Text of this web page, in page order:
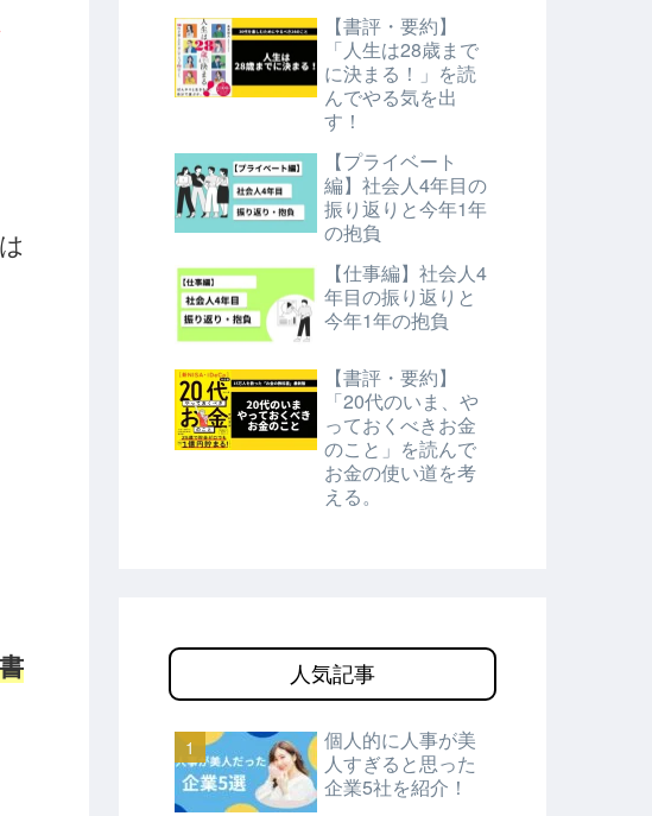
【書評・要約】
「人生は28歳まで
に決まる！」を読
んでやる気を出
す！
【プライベート
編】社会人4年目の
振り返りと今年1年
の抱負
【仕事編】社会人4
年目の振り返りと
今年1年の抱負
【書評・要約】
「20代のいま、や
っておくべきお金
のこと」を読んで
お金の使い道を考
える。
人気記事
個人的に人事が美
人すぎると思った
企業5社を紹介！